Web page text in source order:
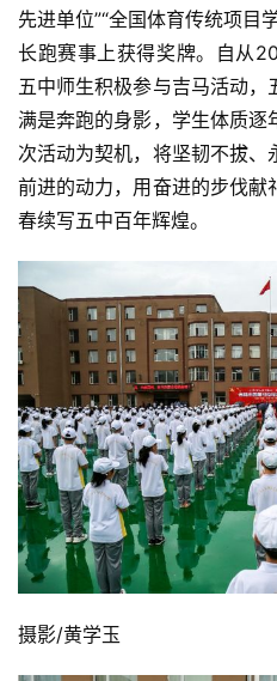
先进单位”“全国体育传统项目
长跑赛事上获得奖牌。自从
五中师生积极参与吉马活动
满是奔跑的身影，学生体质
次活动为契机，将坚韧不拔
前进的动力，用奋进的步伐献
春续写五中百年辉煌。
摄影/黄学玉